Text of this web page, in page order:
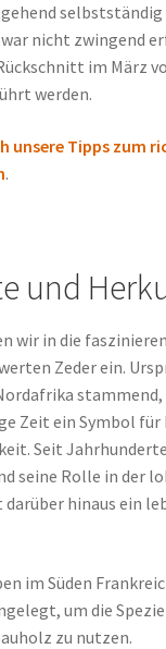
nicht zwingend
im März
werden.
unsere Tipps zum
.
und
wir in die
Zeder ein.
stammend,
Zeit ein Symbol für
Seit
seine Rolle in der
hinaus ein
im Süden
um die
zu nutzen.